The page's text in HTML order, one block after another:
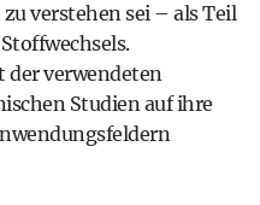
verstehen sei – als Teil
der verwendeten
Studien auf ihre